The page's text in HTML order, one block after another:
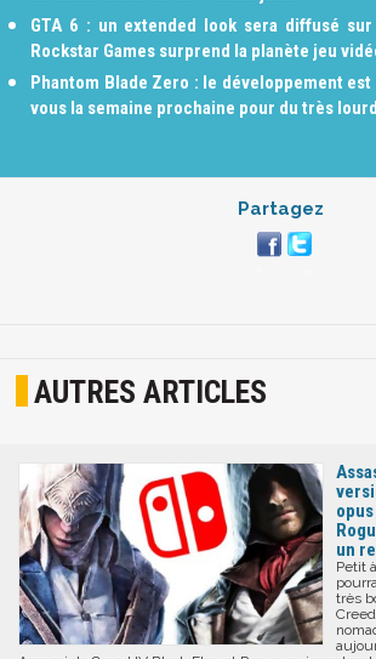
GTA 6 : un extended look sera diffusé
Rockstar Games surprend la planète jeu
Phantom Blade Zero : le développement
vous la semaine prochaine pour du très lourd
Partagez
AUTRES ARTICLES
un
Petit
très